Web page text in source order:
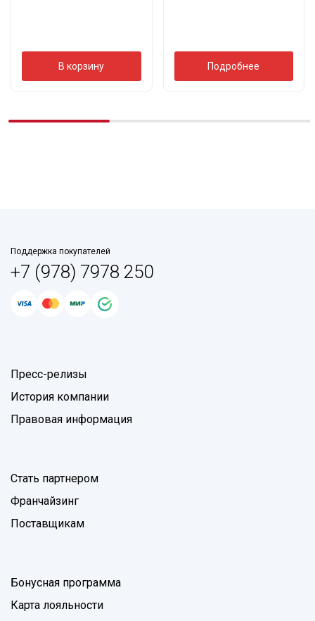
В корзину Подробнее
Поддержка покупателей
+7 (978) 7978 250
Пресс-релизы
История компании
Правовая информация
Стать партнером
Франчайзинг
Поставщикам
Бонусная программа
Карта лояльности